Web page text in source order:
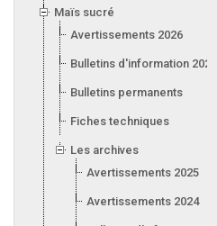
Maïs sucré
Avertissements 2026
Bulletins d'information 2026
Bulletins permanents
Fiches techniques
Les archives
Avertissements 2025
Avertissements 2024